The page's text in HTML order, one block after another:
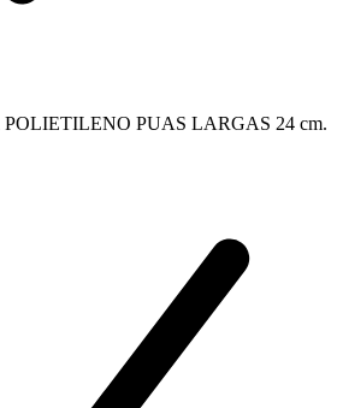
PUAS LARGAS 24 cm.